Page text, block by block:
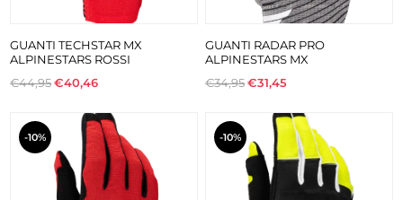
GUANTI TECHSTAR MX
ALPINESTARS ROSSI
€44,95€40,46
GUANTI RADAR PRO
ALPINESTARS MX
€34,95€31,45
-10% -10%